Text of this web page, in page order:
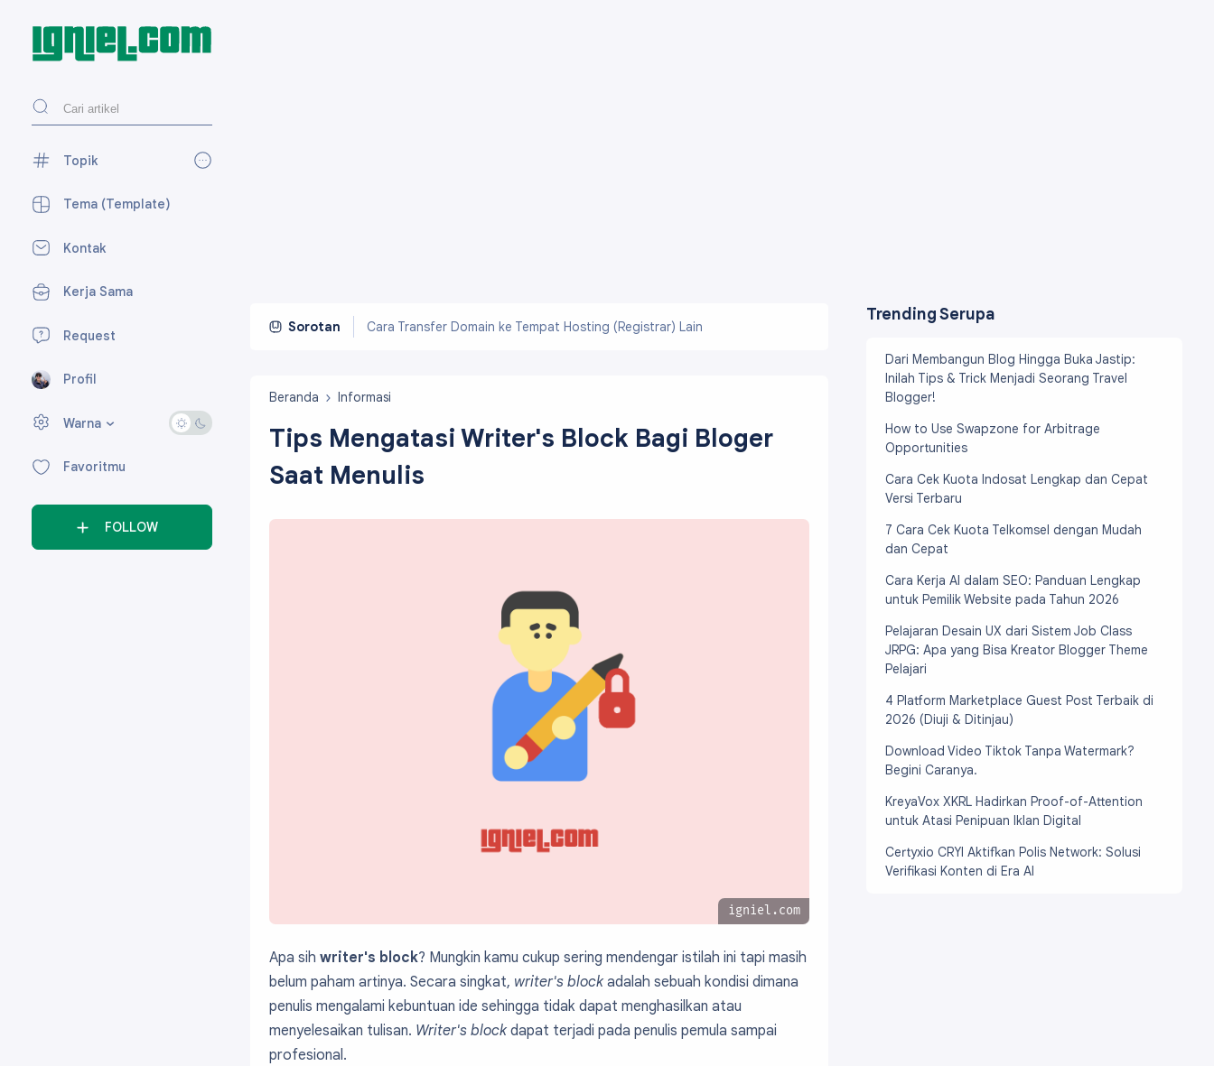
Topik
AdSense
Media Sosial
Tekno
Tema (Template)
Kontak
Kerja Sama
Request
Profil
Warna›
Favoritmu
FOLLOW
Sorotan Cara Transfer Domain ke Tempat Hosting (Registrar) Lain
Beranda Informasi
Tips Mengatasi Writer's Block Bagi Bloger
Saat Menulis
igniel.com
Apa sih writer's block? Mungkin kamu cukup sering mendengar istilah ini tapi masih
belum paham artinya. Secara singkat, writer's blockadalah sebuah kondisi dimana
penulis mengalami kebuntuan ide sehingga tidak dapat menghasilkan atau
menyelesaikan tulisan. Writer's blockdapat terjadi pada penulis pemula sampai
profesional.
Trending Serupa
Dari Membangun Blog Hingga Buka Jastip:
Inilah Tips & Trick Menjadi Seorang Travel
Blogger!
How to Use Swapzone for Arbitrage
Opportunities
Cara Cek Kuota Indosat Lengkap dan Cepat
Versi Terbaru
7 Cara Cek Kuota Telkomsel dengan Mudah
dan Cepat
Cara Kerja AI dalam SEO: Panduan Lengkap
untuk Pemilik Website pada Tahun 2026
Pelajaran Desain UX dari Sistem Job Class
JRPG: Apa yang Bisa Kreator Blogger Theme
Pelajari
4 Platform Marketplace Guest Post Terbaik di
2026 (Diuji & Ditinjau)
Download Video Tiktok Tanpa Watermark?
Begini Caranya.
KreyaVox XKRL Hadirkan Proof-of-Attention
untuk Atasi Penipuan Iklan Digital
Certyxio CRYI Aktifkan Polis Network: Solusi
Verifikasi Konten di Era AI